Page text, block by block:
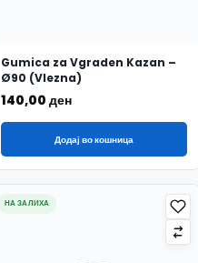
Gumica za Vgraden Kazan –
Ø90 (Vlezna)
140,00 ден
Додај во кошница
НА ЗАЛИХА